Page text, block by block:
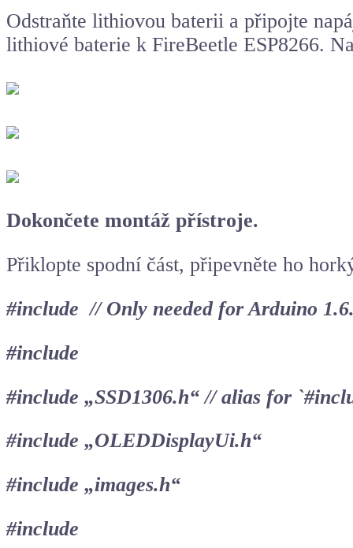
Odstraňte lithiovou baterii a připojte
lithiové baterie k FireBeetle ESP8266.
Dokončete montáž přístroje.
Přiklopte spodní část, připevněte ho
#include // Only needed for Arduino
#include
#include „SSD1306.h“ // alias for
#include „OLEDDisplayUi.h“
#include „images.h“
#include